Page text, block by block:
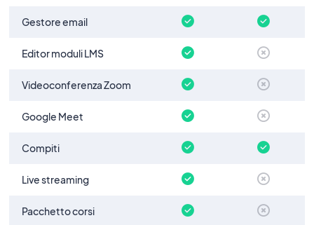
Gestore email
Editor moduli LMS
Videoconferenza Zoom
Google Meet
Compiti
Live streaming
Pacchetto corsi